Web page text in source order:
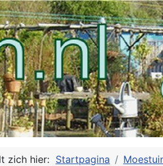
zich hier: Startpagina